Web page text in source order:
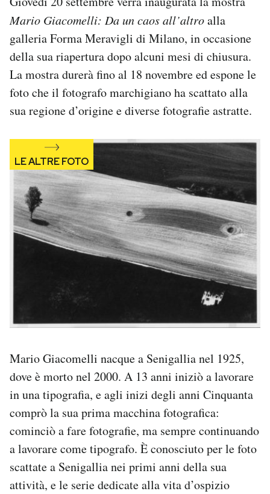
CALENDARIO
AREA PERSONALE
Area Personale
Notifiche mobile
Regala il Post
Esci
Mario Giacomelli: Da un caos all’altroalla
galleria Forma Meravigli di Milano, in occasione
della sua riapertura dopo alcuni mesi di chiusura.
La mostra durerà fino al 18 novembre ed espone le
foto che il fotografo marchigiano ha scattato alla
sua regione d’origine e diverse fotografie astratte.
Mario Giacomelli nacque a Senigallia nel 1925,
dove è morto nel 2000. A 13 anni iniziò a lavorare
in una tipografia, e agli inizi degli anni Cinquanta
comprò la sua prima macchina fotografica:
cominciò a fare fotografie, ma sempre continuando
a lavorare come tipografo. È conosciuto per le foto
scattate a Senigallia nei primi anni della sua
attività, e le serie dedicate alla vita d’ospizio